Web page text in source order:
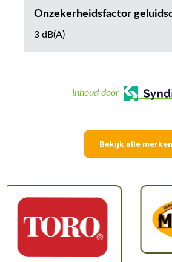
Onzekerheidsfactor
3 dB(A)
Inhoud door
Bekijk alle merken